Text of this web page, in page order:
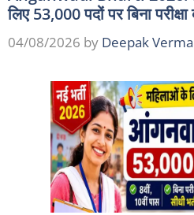
लिए 53,000 पदों पर बिना
04/08/2026 by Deepak Verma